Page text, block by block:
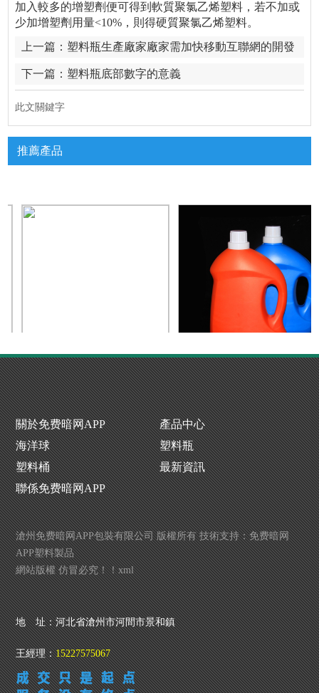
加入較多的增塑劑便可得到軟質聚氯乙烯塑料，若不加或
少加增塑劑用量<10%，則得硬質聚氯乙烯塑料。
上一篇： 塑料瓶生產廠家廠家需加快移動互聯網的開發
下一篇： 塑料瓶底部數字的意義
此文關鍵字
推薦產品
化工塑料桶批發 暗网TV完整版APP下载生產廠家
化工塑料桶批發 暗网TV完整版APP下载生產廠家
關於免费暗网APP
產品中心
海洋球
塑料瓶
塑料桶
最新資訊
聯係免费暗网APP
滄州免费暗网APP包裝有限公司 版權所有 技術支持：免费暗网
APP塑料製品
網站版權 仿冒必究！！xml
地 址：河北省滄州市河間市景和鎮
王經理：15227575067